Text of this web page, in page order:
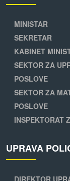
MINISTAR
SEKRETAR
KABINET
SEKTOR ZA
POSLOVE
SEKTOR ZA
POSLOVE
INSPEKTORAT
UPRAVA
DIREKTOR